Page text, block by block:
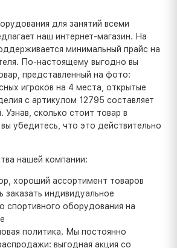
для занятий всеми
наш интернет-магазин. На
минимальный прайс на
По-настоящему выгодно вы
представленный на фото:
игроков на 4 места, открытые
с артикулом 12795 составляет
Узнав, сколько стоит товар в
убедитесь, что это действительно
нашей компании:
хороший ассортимент товаров
заказать индивидуальное
спортивного оборудования на
политика. Мы постоянно
выгодная акция со